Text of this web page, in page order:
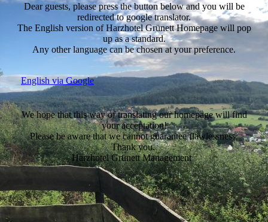
Dear guests, please press the button below and you will be
redirected to google translator.
The English version of Harzhotel Grünett Homepage will pop
up as a standard.
Any other language can be chosen at your preference.
English via Google
We hope that this way of translating our homepage will find
your acceptation!
Please be aware that we cannot guarantee flawlessness.
Thank you.
Harzhotel Grünett Management